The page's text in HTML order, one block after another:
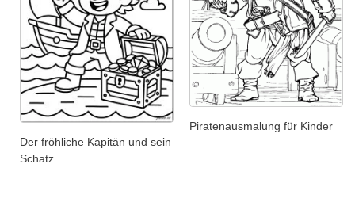
Der fröhliche Kapitän und sein
Schatz
Piratenausmalung für Kinder